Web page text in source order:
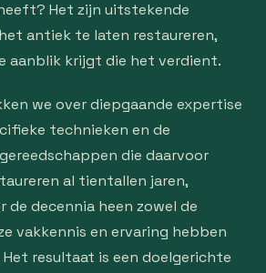
Het zijn uitstekende
antiek te laten restaureren,
aanblik krijgt die het verdient.
we over diepgaande expertise
technieken en de
die daarvoor
al tientallen jaren,
de decennia heen zowel de
vakkennis en ervaring hebben
resultaat is een doelgerichte